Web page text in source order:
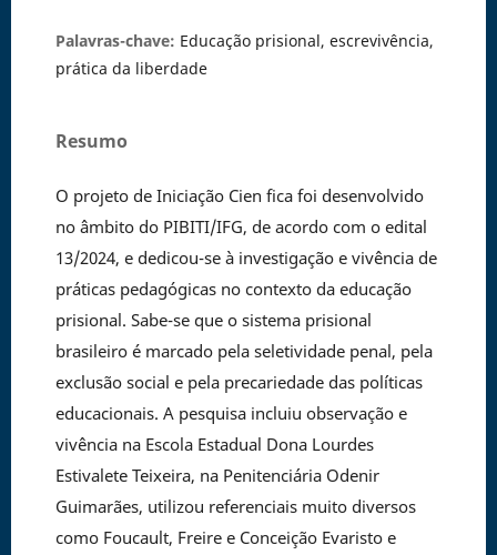
Palavras-chave: Educação prisional, escrevivência,
prática da liberdade
Resumo
O projeto de Iniciação Cien fica foi desenvolvido
no âmbito do PIBITI/IFG, de acordo com o edital
13/2024, e dedicou-se à investigação e vivência de
práticas pedagógicas no contexto da educação
prisional. Sabe-se que o sistema prisional
brasileiro é marcado pela seletividade penal, pela
exclusão social e pela precariedade das políticas
educacionais. A pesquisa incluiu observação e
vivência na Escola Estadual Dona Lourdes
Estivalete Teixeira, na Penitenciária Odenir
Guimarães, utilizou referenciais muito diversos
como Foucault, Freire e Conceição Evaristo e